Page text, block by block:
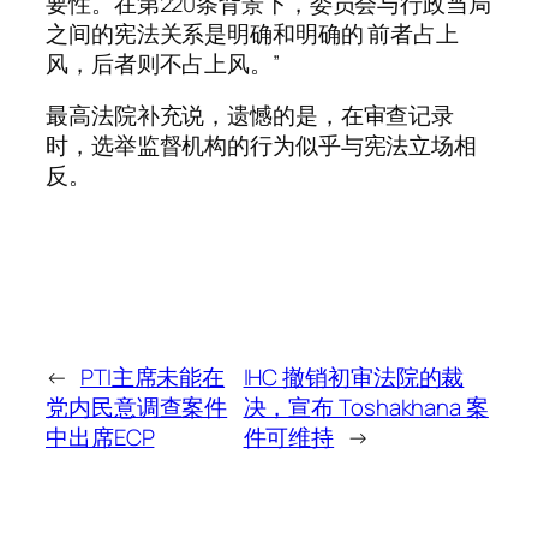
之间的宪法关系是明确和明确的 前者占上
风，后者则不占上风。”
最高法院补充说，遗憾的是，在审查记录
时，选举监督机构的行为似乎与宪法立场相
反。
← PTI主席未能在
党内民意调查案件
中出席ECP
IHC 撤销初审法院的裁
决，宣布 Toshakhana 案
件可维持 →